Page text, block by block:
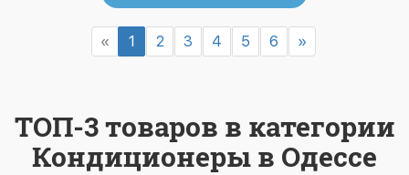
« 1 2 3 4 5 6 »
ТОП-3 товаров в категории
Кондиционеры в Одессе